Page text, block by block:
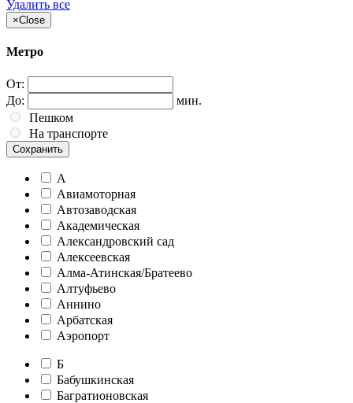
Удалить все
×Close
Метро
От:
До:
мин.
Пешком
На транспорте
Сохранить
А
Авиамоторная
Автозаводская
Академическая
Александровский сад
Алексеевская
Алма-Атинская/Братеево
Алтуфьево
Аннино
Арбатская
Аэропорт
Б
Бабушкинская
Багратионовская